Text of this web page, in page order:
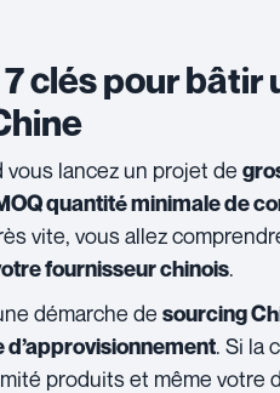
clés pour
vous lancez un projet de
quantité minimale de
vite, vous allez
fournisseur chinois.
démarche de sourcing
d’approvisionnement. Si la
produits et même votre